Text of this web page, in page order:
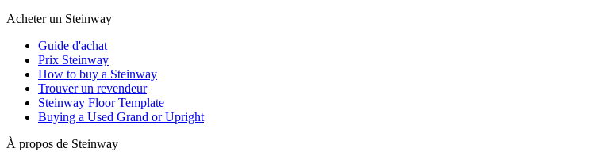
Acheter un Steinway
Guide d'achat
Prix Steinway
How to buy a Steinway
Trouver un revendeur
Steinway Floor Template
Buying a Used Grand or Upright
À propos de Steinway